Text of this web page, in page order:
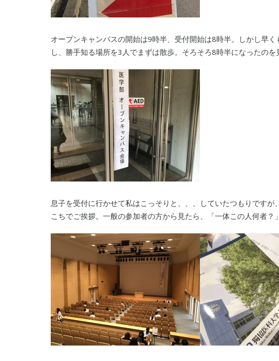
オープンキャンパスの開始は9時半、受付開始は8時半。しかし早
し、勝手知る場所を3人でまずは散歩。そろそろ8時半になったのを
息子を受付に行かせて私はこっそりと、、、していたつもりです
こちでご挨拶。一般の参加者の方から見たら、「一体この人何者？